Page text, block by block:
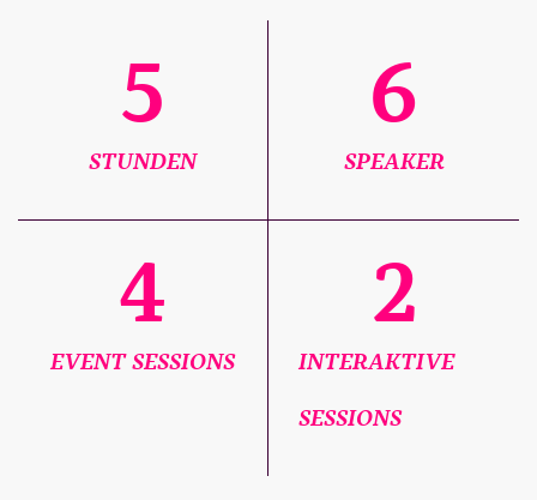
STUNDEN
5
SPEAKER
6
EVENT SESSIONS
4
INTERAKTIVE
SESSIONS
2